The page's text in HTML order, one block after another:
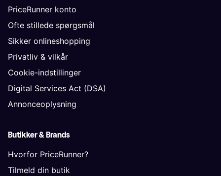
PriceRunner konto
Ofte stillede spørgsmål
Sikker onlineshopping
Privatliv & vilkår
Cookie-indstillinger
Digital Services Act (DSA)
Annonceoplysning
Butikker & Brands
Hvorfor PriceRunner?
Tilmeld din butik